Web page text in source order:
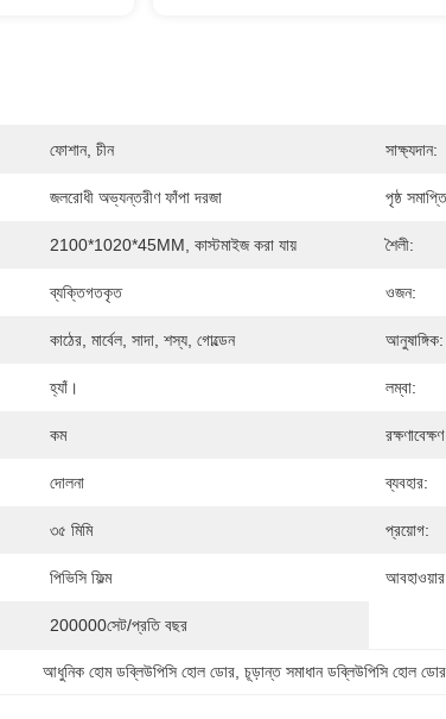
ফোশান, চীন সাক্ষ্যদান:
জলরোধী অভ্যন্তরীণ ফাঁপা দরজা পৃষ্ঠ
2100*1020*45MM, কাস্টমাইজ করা যায় শৈলী:
ব্যক্তিগতকৃত ওজন:
কাঠের, মার্বেল, সাদা, শস্য, গোল্ডেন আনুষাঙ্গিক:
হ্যাঁ। লম্বা:
কম
দোলনা ব্যবহার:
৩৫ মিমি প্রয়োগ:
পিভিসি ফিল্ম
200000সেট/প্রতি বছর
আধুনিক হোম ডব্লিউপিসি হোল ডোর , চূড়ান্ত সমাধান ডব্লিউপিসি হোল ডোর